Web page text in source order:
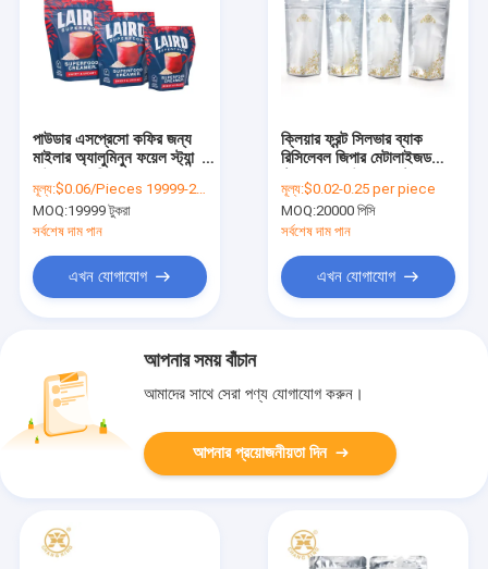
পাউডার এসপ্রেসো কফির জন্য
মাইলার অ্যালুমিনুন ফয়েল স্ট্যান্ড
মূল্য:$0.06/Pieces 19999-29999 Pieces
MOQ:19999 টুকরা
সর্বশেষ দাম পান
এখন যোগাযোগ
ক্লিয়ার ফ্রন্ট সিলভার ব্যাক
রিসিলেবল জিপার মেটালাইজড
মূল্য:$0.02-0.25 per piece
MOQ:20000 পিসি
সর্বশেষ দাম পান
এখন যোগাযোগ
আপনার সময় বাঁচান
আমাদের সাথে সেরা পণ্য যোগাযোগ করুন।
আপনার প্রয়োজনীয়তা দিন